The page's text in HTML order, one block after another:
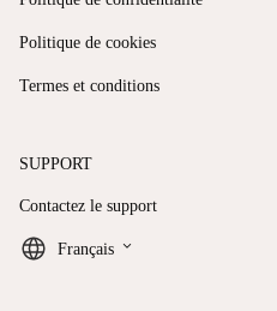
Politique de cookies
Termes et conditions
SUPPORT
Contactez le support
Français keyboard_arrow_down